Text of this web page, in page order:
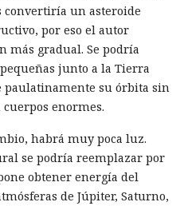
convertiría un asteroide
por eso el autor
más gradual. Se podría
junto a la Tierra
paulatinamente su órbita sin
enormes.
habrá muy poca luz.
se podría reemplazar por
obtener energía del
de Júpiter, Saturno,